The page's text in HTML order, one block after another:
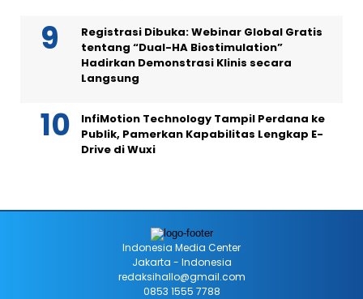
Registrasi Dibuka: Webinar Global Gratis
tentang “Dual-HA Biostimulation”
Hadirkan Demonstrasi Klinis secara
Langsung
InfiMotion Technology Tampil Perdana ke
Publik, Pamerkan Kapabilitas Lengkap E-
Drive di Wuxi
Indonesia Media Center
Jakarta - Indonesia
redaksihallo@gmail.com
0853 1555 7788